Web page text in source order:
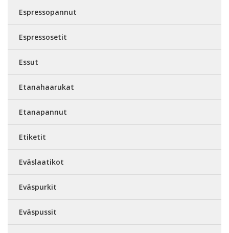
Espressopannut
Espressosetit
Essut
Etanahaarukat
Etanapannut
Etiketit
Eväslaatikot
Eväspurkit
Eväspussit